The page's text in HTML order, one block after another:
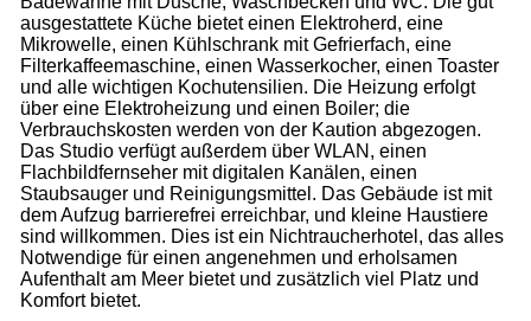
ausgestattete Küche bietet einen Elektroherd, eine
Mikrowelle, einen Kühlschrank mit Gefrierfach, eine
Filterkaffeemaschine, einen Wasserkocher, einen Toaster
und alle wichtigen Kochutensilien. Die Heizung erfolgt
über eine Elektroheizung und einen Boiler; die
Verbrauchskosten werden von der Kaution abgezogen.
Das Studio verfügt außerdem über WLAN, einen
Flachbildfernseher mit digitalen Kanälen, einen
Staubsauger und Reinigungsmittel. Das Gebäude ist mit
dem Aufzug barrierefrei erreichbar, und kleine Haustiere
sind willkommen. Dies ist ein Nichtraucherhotel, das alles
Notwendige für einen angenehmen und erholsamen
Aufenthalt am Meer bietet und zusätzlich viel Platz und
Komfort bietet.